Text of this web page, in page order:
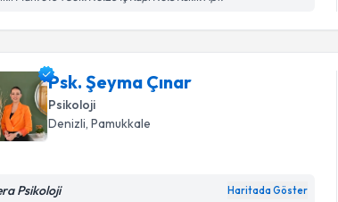
Psk. Şeyma Çınar
Psikoloji
Denizli, Pamukkale
Psikoloji Haritada Göster